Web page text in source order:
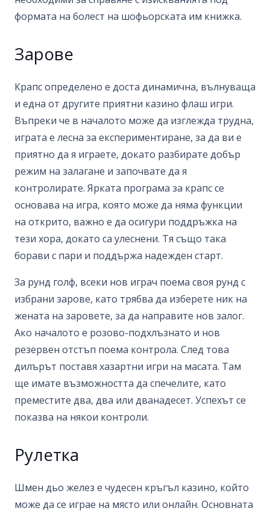
формата на болест на шофьорската им книжка.
Зарове
Крапс определено е доста динамична, вълнуваща
и една от другите приятни казино флаш игри.
Въпреки че в началото може да изглежда трудна,
играта е лесна за експериментиране, за да ви е
приятно да я играете, докато разбирате добър
режим на залагане и започвате да я
контролирате. Ярката програма за крапс се
основава на игра, която може да няма функции
на открито, важно е да осигури поддръжка на
тези хора, докато са улеснени. Тя също така
борави с пари и поддържа надежден старт.
За рунд голф, всеки нов играч поема своя рунд с
избрани зарове, като трябва да изберете ник на
жената на заровете, за да направите нов залог.
Ако началото е розово-подхлъзнато и нов
резервен отстъп поема контрола. След това
дилърът поставя хазартни игри на масата. Там
ще имате възможността да спечелите, като
преместите два, два или дванадесет. Успехът се
показва на някои контроли.
Рулетка
Шмен дьо желез е чудесен кръгъл казино, който
може да се играе на място или онлайн. Основната